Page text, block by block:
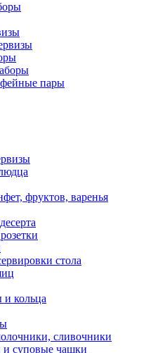
пары
фруктов, варенья
стола
кольца
сливочники
суповые чашки